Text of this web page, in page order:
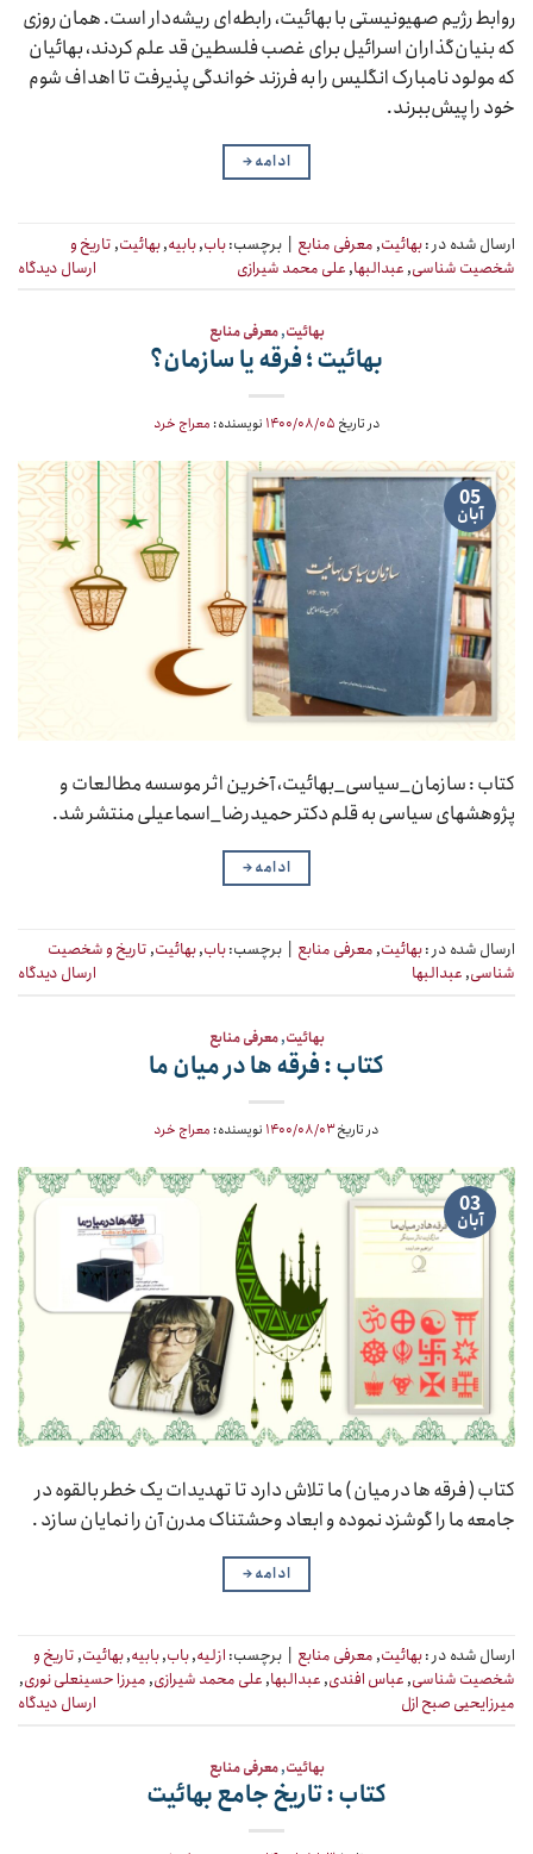
روابط رژیم صهیونیستی‌ با بهائیت، رابطه‌ای ریشه‌دار است. همان روزی
که بنیان‌گذاران اسرائیل برای غصب فلسطین قد علم کردند، بهائیان
که مولود نامبارک انگلیس را به فرزند خواندگی پذیرفت تا اهداف شوم
خود را پیش‌ببرند.
ادامه→
ارسال شده در :بهائیت, معرفی منابع | برچسب:باب,بابیه,بهائیت, تاریخ و
شخصیت شناسی, عبدالبها, علی محمد شیرازی ارسال دیدگاه
بهائیت,معرفی منابع
بهائیت ؛ فرقه یا سازمان؟
در تاریخ ۱۴۰۰/۰۸/۰۵ نویسنده: معراج خرد
05
آبان
کتاب : سازمان_سیاسی_بهائیت، آخرین اثر موسسه مطالعات و
پژوهشهای سیاسی به قلم دکتر حمیدرضا_اسماعیلی منتشر شد.
ادامه→
ارسال شده در :بهائیت,معرفی منابع برچسب:باب,بهائیت,تاریخ و شخصیت
شناسی,عبدالبها ارسال دیدگاه
بهائیت,معرفی منابع
کتاب : فرقه ها در میان ما
در تاریخ۱۴۰۰/۰۸/۰۳ نویسنده: معراج خرد
03
آبان
کتاب ( فرقه ها در میان ) ما تلاش دارد تا تهدیدات یک خطر بالقوه در
جامعه ما را گوشزد نموده و ابعاد وحشتناک مدرن آن را نمایان سازد .
ادامه→
ارسال شده در :بهائیت,معرفی منابع برچسب: ازلیه,باب,بابیه,بهائیت,تاریخ و
شخصیت شناسی,عباس افندی,عبدالبها,علی محمد شیرازی,میرزا حسینعلی نوری,
میرزایحیی صبح ازل
ارسال دیدگاه
بهائیت,معرفی منابع
کتاب : تاریخ جامع بهائیت